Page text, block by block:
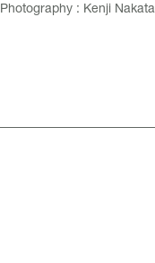
Photography : Kenji Nakata